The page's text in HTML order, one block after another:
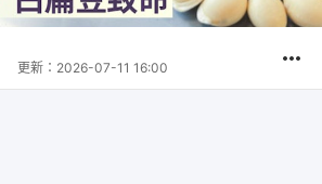
更新： 2026-07-11 16:00